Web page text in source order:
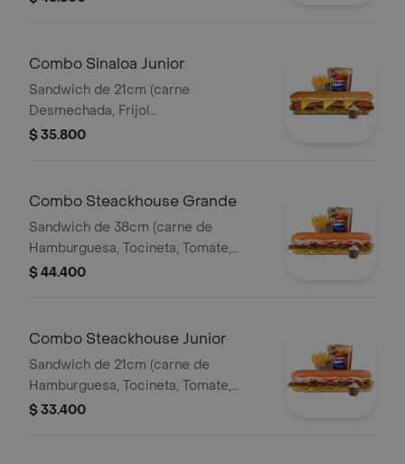
Pet400ml.
Combo Sinaloa Junior
Sandwich de 21cm (carne
Desmechada, Frijol
Refrito,guacamole,jalapeños,pico de
Pet400ml.
$ 35.800
Combo Steackhouse Grande
Sandwich de 38cm (carne de
Hamburguesa, Tocineta, Tomate,
Lechuga, Pepinillos, Queso Mozzarella
$ 44.400
Combo Steackhouse Junior
Sandwich de 21cm (carne de
Hamburguesa, Tocineta, Tomate,
Lechuga, Pepinillos, Queso Mozzarella
$ 33.400